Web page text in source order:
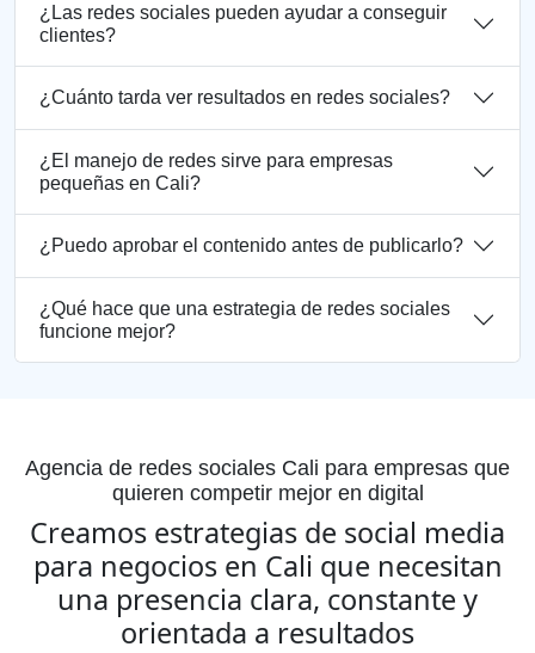
¿Las redes sociales pueden ayudar a conseguir
clientes?
¿Cuánto tarda ver resultados en redes sociales?
¿El manejo de redes sirve para empresas
pequeñas en Cali?
¿Puedo aprobar el contenido antes de publicarlo?
¿Qué hace que una estrategia de redes sociales
funcione mejor?
Agencia de redes sociales Cali para empresas que
quieren competir mejor en digital
Creamos estrategias de social media
para negocios en Cali que necesitan
una presencia clara, constante y
orientada a resultados